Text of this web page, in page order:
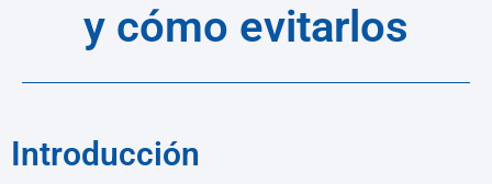
y cómo evitarlos
Introducción